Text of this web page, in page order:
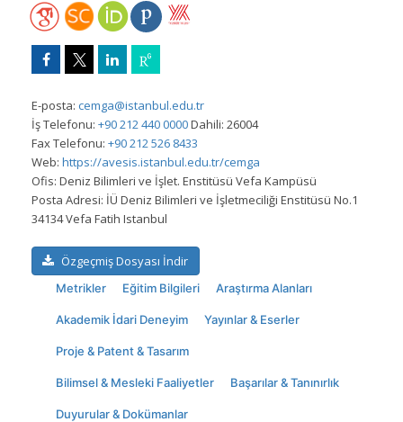
E-posta: cemga@istanbul.edu.tr
İş Telefonu: +90 212 440 0000Dahili: 26004
Fax Telefonu: +90 212 526 8433
Web: https://avesis.istanbul.edu.tr/cemga
Ofis: Deniz Bilimleri ve İşlet. Enstitüsü Vefa Kampüsü
Posta Adresi: İÜ Deniz Bilimleri ve İşletmeciliği Enstitüsü No.1
34134 Vefa Fatih Istanbul
Özgeçmiş Dosyası İndir
Metrikler Eğitim Bilgileri Araştırma Alanları
Akademik İdari Deneyim Yayınlar & Eserler
Proje & Patent & Tasarım
Bilimsel & Mesleki Faaliyetler Başarılar & Tanınırlık
Duyurular & Dokümanlar